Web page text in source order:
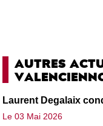
AUTRES
Laurent Degalaix
Le 03 Mai 2026